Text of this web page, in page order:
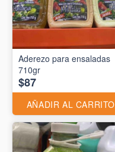
Aderezo para ensaladas
710gr
$87
AÑADIR AL CARRITO